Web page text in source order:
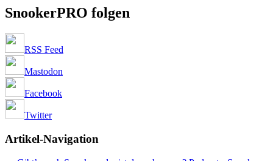
SnookerPRO folgen
RSS Feed
Mastodon
Facebook
Twitter
Artikel-Navigation